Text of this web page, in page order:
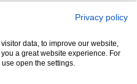
Tel: +31(0)320
253161
Privacy policy
data, to improve our website,
a great website experience. For
open the settings.